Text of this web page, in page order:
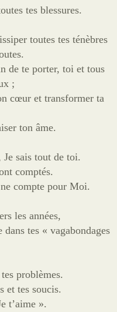
tes blessures.
toutes tes ténèbres
de te porter, toi et tous
;
cœur et transformer ta
ton âme.
Je sais tout de toi.
comptés.
compte pour Moi.
les années,
tes « vagabondages
problèmes.
et tes soucis.
t’aime ».